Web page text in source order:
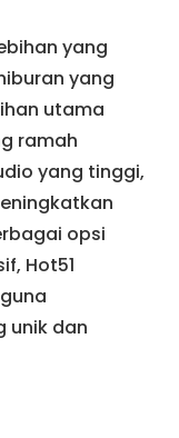
yang
yang
utama
ramah
yang tinggi,
opsi
Hot51
unik dan